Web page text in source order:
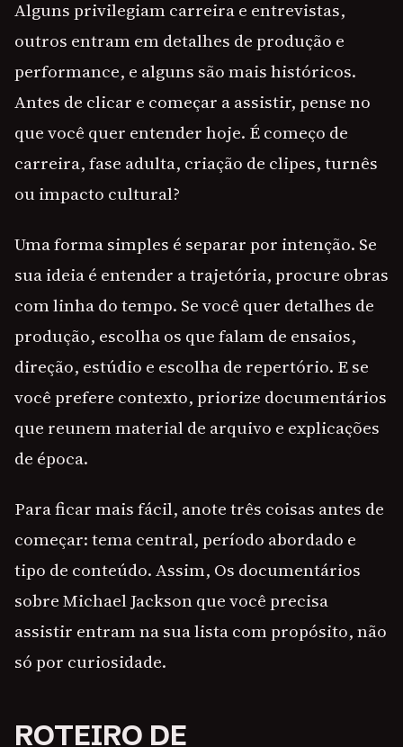
Alguns privilegiam carreira e entrevistas,
outros entram em detalhes de produção e
performance, e alguns são mais históricos.
Antes de clicar e começar a assistir, pense no
que você quer entender hoje. É começo de
carreira, fase adulta, criação de clipes, turnês
ou impacto cultural?
Uma forma simples é separar por intenção. Se
sua ideia é entender a trajetória, procure obras
com linha do tempo. Se você quer detalhes de
produção, escolha os que falam de ensaios,
direção, estúdio e escolha de repertório. E se
você prefere contexto, priorize documentários
que reunem material de arquivo e explicações
de época.
Para ficar mais fácil, anote três coisas antes de
começar: tema central, período abordado e
tipo de conteúdo. Assim, Os documentários
sobre Michael Jackson que você precisa
assistir entram na sua lista com propósito, não
só por curiosidade.
ROTEIRO DE